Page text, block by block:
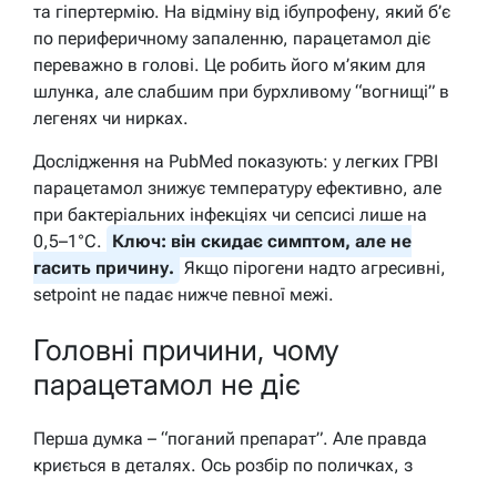
та гіпертермію. На відміну від ібупрофену, який б’є
по периферичному запаленню, парацетамол діє
переважно в голові. Це робить його м’яким для
шлунка, але слабшим при бурхливому “вогнищі” в
легенях чи нирках.
Дослідження на PubMed показують: у легких ГРВІ
парацетамол знижує температуру ефективно, але
при бактеріальних інфекціях чи сепсисі лише на
0,5–1°C. Ключ: він скидає симптом, але не
гасить причину. Якщо пірогени надто агресивні,
setpoint не падає нижче певної межі.
Головні причини, чому
парацетамол не діє
Перша думка – “поганий препарат”. Але правда
криється в деталях. Ось розбір по поличках, з